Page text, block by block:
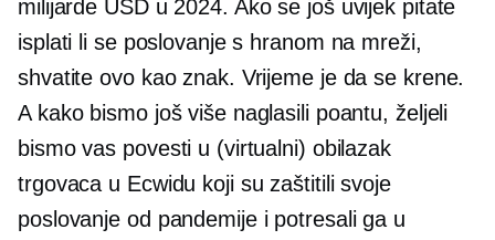
milijarde USD u 2024. Ako se još uvijek pitate
isplati li se poslovanje s hranom na mreži,
shvatite ovo kao znak. Vrijeme je da se krene.
A kako bismo još više naglasili poantu, željeli
bismo vas povesti u (virtualni) obilazak
trgovaca u Ecwidu koji su zaštitili svoje
poslovanje od pandemije i potresali ga u